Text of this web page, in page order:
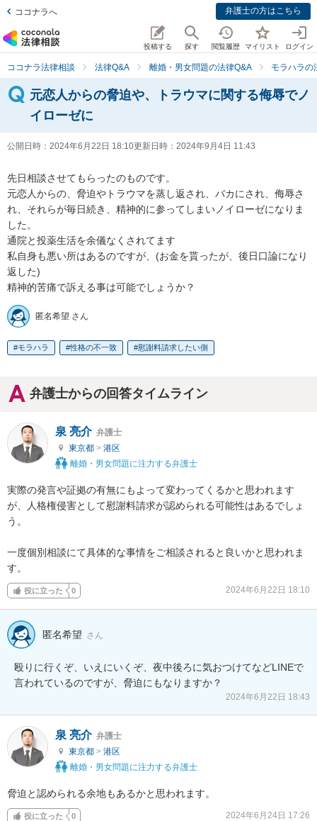
ココナラへ 弁護士の方はこちら
投稿する 探す 閲覧履歴 マイリスト ログイン
ココナラ法律相談 法律Q&A 離婚・男女問題の法律Q&A モラハラの
元恋人からの脅迫や、トラウマに関する侮辱でノ
イローゼに
公開日時： 2024年6月22日 18:10更新日時： 2024年9月4日 11:43
先日相談させてもらったのものです。
元恋人からの、脅迫やトラウマを蒸し返され、バカにされ、侮辱さ
れ、それらが毎日続き、精神的に参ってしまいノイローゼになりま
した。
通院と投薬生活を余儀なくされてます
私自身も悪い所はあるのですが、(お金を貰ったが、後日口論になり
返した)
精神的苦痛で訴える事は可能でしょうか？
匿名希望 さん
モラハラ 性格の不一致 慰謝料請求したい側
弁護士からの回答タイムライン
泉 亮介 弁護士
東京都 > 港区
離婚・男女問題に注力する弁護士
実際の発言や証拠の有無にもよって変わってくるかと思われます
が、人格権侵害として慰謝料請求が認められる可能性はあるでしょ
う。
一度個別相談にて具体的な事情をご相談されると良いかと思われま
す。
役に立った 0 2024年6月22日 18:10
匿名希望 さん
殴りに行くぞ、いえにいくぞ、夜中後ろに気おつけてなどLINEで
言われているのですが、脅迫にもなりますか？
2024年6月22日 18:43
泉 亮介 弁護士
東京都 > 港区
離婚・男女問題に注力する弁護士
脅迫と認められる余地もあるかと思われます。
役に立った 0 2024年6月24日 17:26